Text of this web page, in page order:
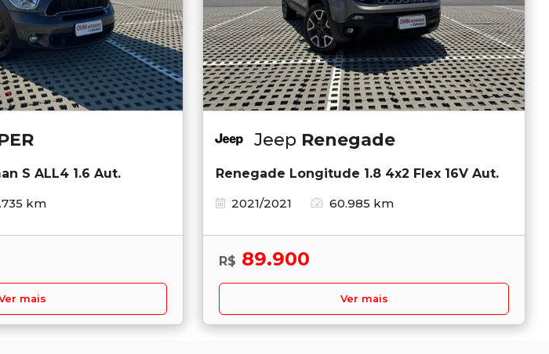
S ALL4 1.6 Aut.
km
mais
Jeep Renegade
Renegade Longitude 1.8 4x2 Flex 16V Aut.
2021/2021
60.985 km
R$ 89.900
Ver mais